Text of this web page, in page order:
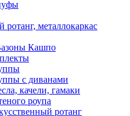
ротанг, металлокаркас
Кашпо
с диванами
качели, гамаки
роупа
ротанг